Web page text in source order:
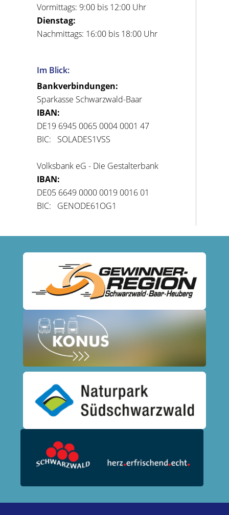
Vormittags: 9:00 bis 12:00 Uhr
Dienstag:
Nachmittags: 16:00 bis 18:00 Uhr
Im Blick:
Bankverbindungen:
Sparkasse Schwarzwald-Baar
IBAN:
DE19 6945 0065 0004 0001 47
BIC: SOLADES1VSS
Volksbank eG - Die Gestalterbank
IBAN:
DE05 6649 0000 0019 0016 01
BIC: GENODE61OG1